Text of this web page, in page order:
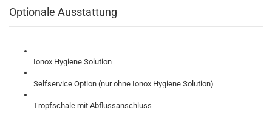
Optionale Ausstattung
Ionox Hygiene Solution
Selfservice Option (nur ohne Ionox Hygiene Solution)
Tropfschale mit Abflussanschluss